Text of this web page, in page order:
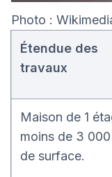
Photo :
Étendue des
travaux
Maison de 1
moins de 3 000
de surface.